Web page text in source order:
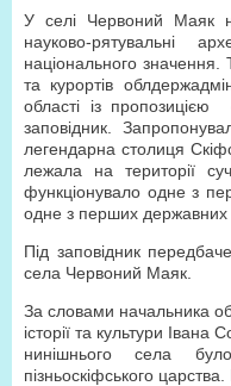
У селі Червоний Маяк
науково-рятувальні
національного
та курортів
області із пропо­зи­цією
заповідник.
легендарна столиця
лежала на території
функціонувало одне з
одне з перших державних
Під заповідник
села Червоний Маяк.
За словами начальника
історії та культури
нинішнього села
пізньоскіфського